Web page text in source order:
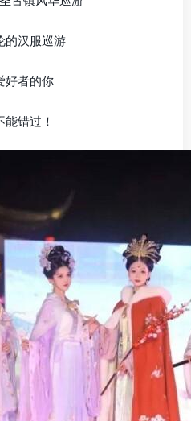
的汉服巡游
好者的你
能错过！